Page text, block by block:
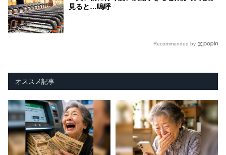
見ると…嗚呼
Recommended by
オススメ記事